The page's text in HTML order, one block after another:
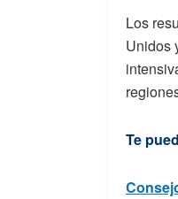
Los
Unidos
Te